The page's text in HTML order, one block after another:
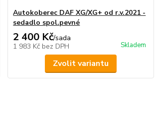
Autokoberec DAF XG/XG+ od r.v.2021 -
sedadlo spol.pevné
2 400 Kč/sada
1 983 Kč bez DPH Skladem
Zvolit variantu